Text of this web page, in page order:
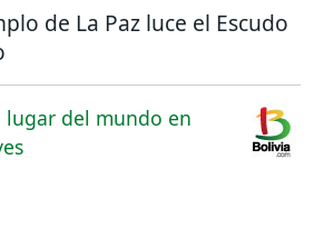
de La Paz luce el Escudo